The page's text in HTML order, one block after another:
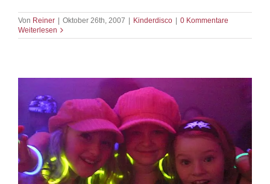
Von Reiner Oktober 26th, 2007 Kinderdisco
0 Kommentare
Weiterlesen